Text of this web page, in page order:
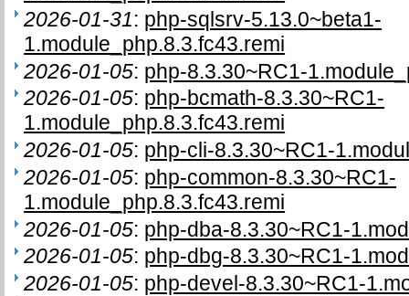
2026-01-31: php-sqlsrv-5.13.0~beta1-
1.module_php.8.3.fc43.remi
2026-01-05: php-8.3.30~RC1-
2026-01-05: php-bcmath-8.3.30~RC1-
1.module_php.8.3.fc43.remi
2026-01-05: php-cli-8.3.30~RC1-
2026-01-05: php-common-8.3.30~RC1-
1.module_php.8.3.fc43.remi
2026-01-05: php-dba-8.3.30~RC1-
2026-01-05: php-dbg-8.3.30~RC1-
2026-01-05: php-devel-8.3.30~RC1-